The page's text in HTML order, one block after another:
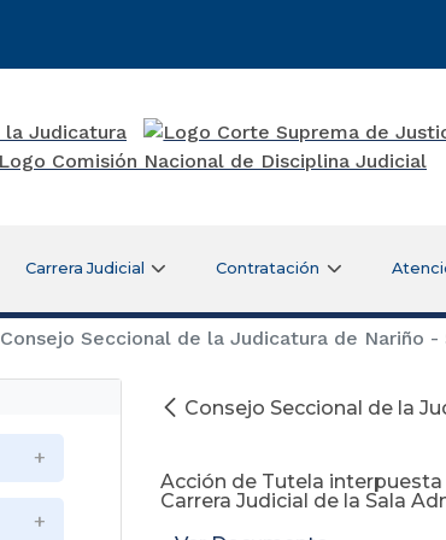
Carrera Judicial Contratación
Consejo Seccional de la Judicatura de Nariño
Consejo Seccional de la
Acción de Tutela interpuesta
Carrera Judicial de la Sala